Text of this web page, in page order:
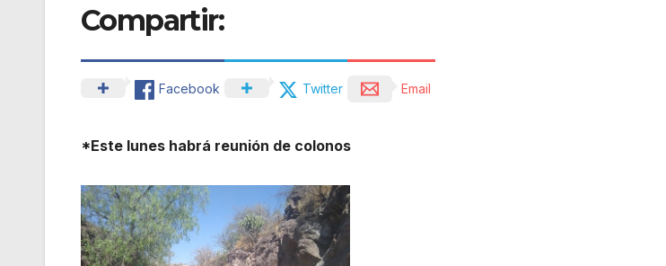
Compartir:
Facebook Twitter Email
*Este lunes habrá reunión de colonos